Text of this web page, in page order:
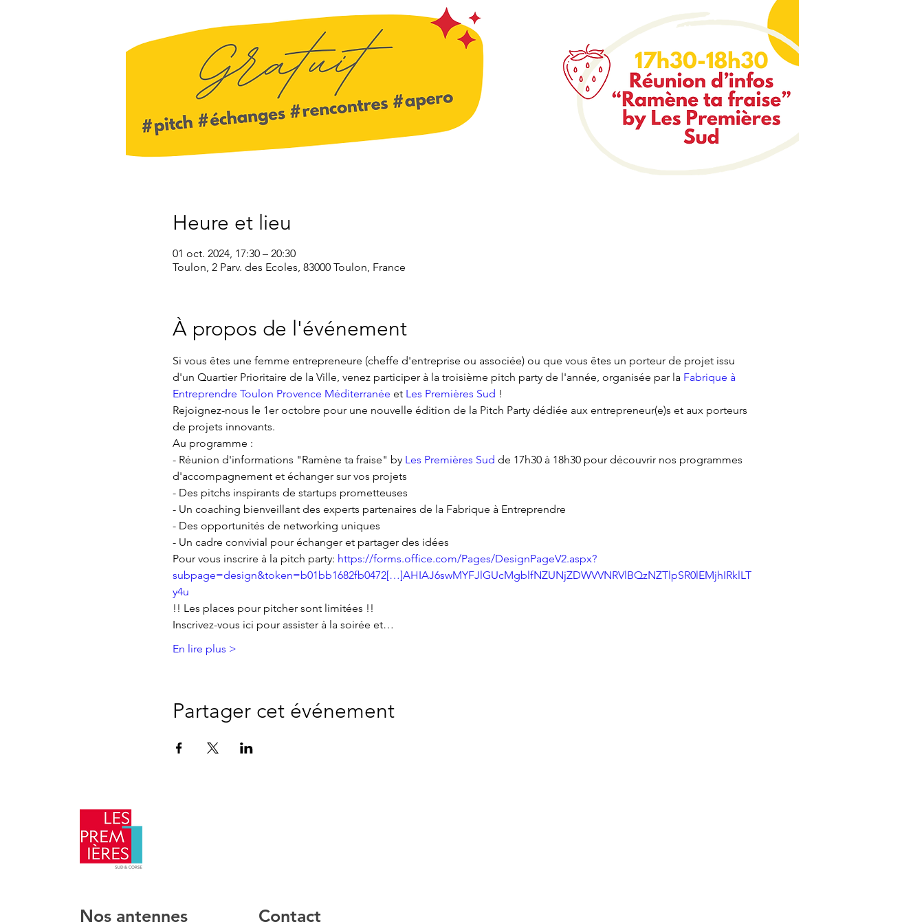
Heure et lieu
01 oct. 2024, 17:30 – 20:30
Toulon, 2 Parv. des Ecoles, 83000 Toulon, France
À propos de l'événement
Si vous êtes une femme entrepreneure (cheffe d'entreprise ou associée) ou que vous êtes un porteur de projet issu
d'un Quartier Prioritaire de la Ville, venez participer à la troisième pitch party de l'année, organisée par la Fabrique à
Entreprendre Toulon Provence Méditerranée et Les Premières Sud !
Rejoignez-nous le 1er octobre pour une nouvelle édition de la Pitch Party dédiée aux entrepreneur(e)s et aux porteurs
de projets innovants.
Au programme :
- Réunion d'informations "Ramène ta fraise" by Les Premières Sud de 17h30 à 18h30 pour découvrir nos programmes
d'accompagnement et échanger sur vos projets
- Des pitchs inspirants de startups prometteuses
- Un coaching bienveillant des experts partenaires de la Fabrique à Entreprendre
- Des opportunités de networking uniques
- Un cadre convivial pour échanger et partager des idées
Pour vous inscrire à la pitch party: https://forms.office.com/Pages/DesignPageV2.aspx?
subpage=design&token=b01bb1682fb0472[…]AHIAJ6swMYFJlGUcMgblfNZUNjZDWVVNRVlBQzNZTlpSR0lEMjhIRklLT
y4u
!! Les places pour pitcher sont limitées !!
Inscrivez-vous ici pour assister à la soirée et…
En lire plus >
Partager cet événement
​Nos antennes Contact